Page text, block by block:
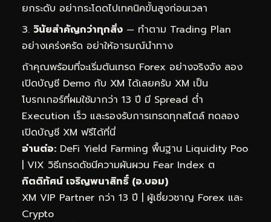
ยกระดับ อย่ากระโดดไปเทคนิคขั้นสูงก่อนเวลา
วินัยสำคัญกว่าทุกสิ่ง — ทำตาม Trading Plan
อย่างเคร่งครัด อย่าให้อารมณ์นำทาง
ถ้าคุณพร้อมที่จะเริ่มต้นเทรด Forex อย่างจริงจัง ลอง
เปิดบัญชี Demo กับ XM ได้เลยครับ XM เป็น
โบรกเกอร์ที่ผมใช้มากว่า 13 ปี มี Spread ต่ำ
Execution เร็ว และรองรับการเทรดทุกสไตล์ ทดลอง
เปิดบัญชี XM ฟรีได้ที่นี่
อ่านต่อ: DeFi Yield Farming พื้นฐาน Liquidity Poo
| VIX วิธีเทรดดัชนีความผันผวน Fear Index ต
กิตติทัศน์ เจริญพนาสิทธิ์ (อ.บอม)
XM VIP Partner กว่า 13 ปี | ผู้เชี่ยวชาญ Forex และ
Crypto